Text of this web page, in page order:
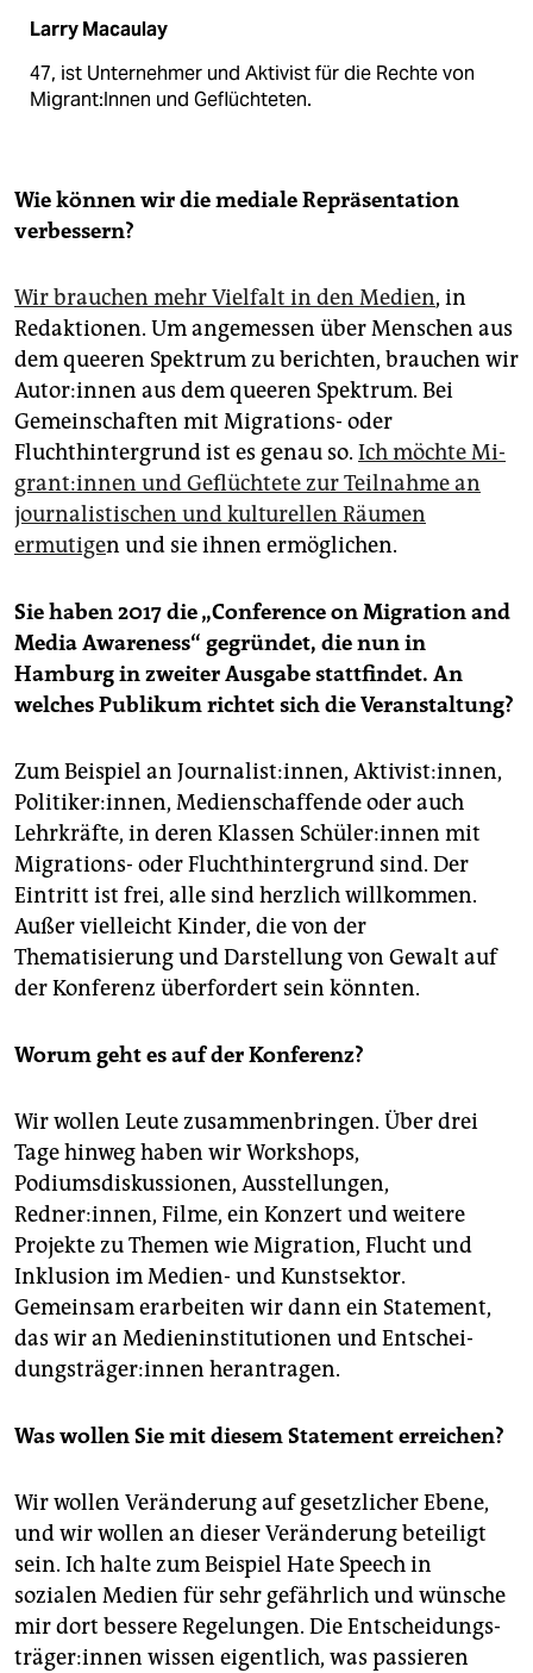
Larry Macaulay
47, ist Unternehmer und Aktivist für die Rechte von
Mi­gran­t:In­nen und Geflüchteten.
Wie können wir die mediale Repräsentation
verbessern?
Wir brauchen mehr Vielfalt in den Medien, in
Redaktionen. Um angemessen über Menschen aus
dem queeren Spektrum zu berichten, brauchen wir
Au­to­r:in­nen aus dem queeren Spektrum. Bei
Gemeinschaften mit Migrations- oder
Fluchthintergrund ist es genau so. Ich möchte Mi­
gran­t:in­nen und Geflüchtete zur Teilnahme an
journalistischen und kulturellen Räumen
ermutigen und sie ihnen ermöglichen.
Sie haben 2017 die „Conference on Migration and
Media Awareness“ gegründet, die nun in
Hamburg in zweiter Ausgabe stattfindet. An
welches Publikum richtet sich die Veranstaltung?
Zum Beispiel an Journalist:innen, Aktivist:innen,
Politiker:innen, Medienschaffende oder auch
Lehrkräfte, in deren Klassen Schü­le­r:in­nen mit
Migrations- oder Fluchthintergrund sind. Der
Eintritt ist frei, alle sind herzlich willkommen.
Außer vielleicht Kinder, die von der
Thematisierung und Darstellung von Gewalt auf
der Konferenz überfordert sein könnten.
Worum geht es auf der Konferenz?
Wir wollen Leute zusammenbringen. Über drei
Tage hinweg haben wir Workshops,
Podiumsdiskussionen, Ausstellungen,
Redner:innen, Filme, ein Konzert und weitere
Projekte zu Themen wie Migration, Flucht und
Inklusion im Medien- und Kunstsektor.
Gemeinsam erarbeiten wir dann ein Statement,
das wir an Medieninstitutionen und Ent­schei­
dungs­trä­ge­r:in­nen herantragen.
Was wollen Sie mit diesem Statement erreichen?
Wir wollen Veränderung auf gesetzlicher Ebene,
und wir wollen an dieser Veränderung beteiligt
sein. Ich halte zum Beispiel Hate Speech in
sozialen Medien für sehr gefährlich und wünsche
mir dort bessere Regelungen. Die Ent­schei­dungs­
trä­ge­r:in­nen wissen eigentlich, was passieren